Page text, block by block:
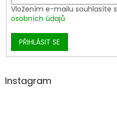
Vložením e-mailu souhlasíte s
osobních údajů
PŘIHLÁSIT SE
Instagram